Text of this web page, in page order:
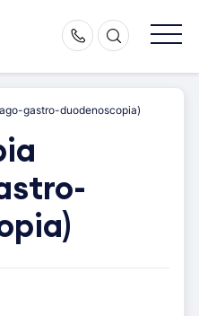
gastro-duodenoscopia)